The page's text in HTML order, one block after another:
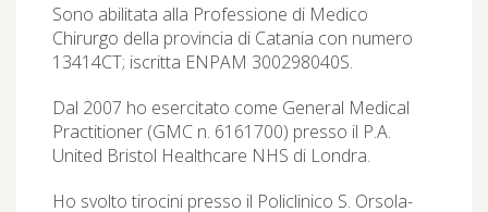
Sono abilitata alla Professione di Medico
Chirurgo della provincia di Catania con numero
13414CT; iscritta ENPAM 300298040S.
Dal 2007 ho esercitato come General Medical
Practitioner (GMC n. 6161700) presso il P.A.
United Bristol Healthcare NHS di Londra.
Ho svolto tirocini presso il Policlinico S. Orsola-